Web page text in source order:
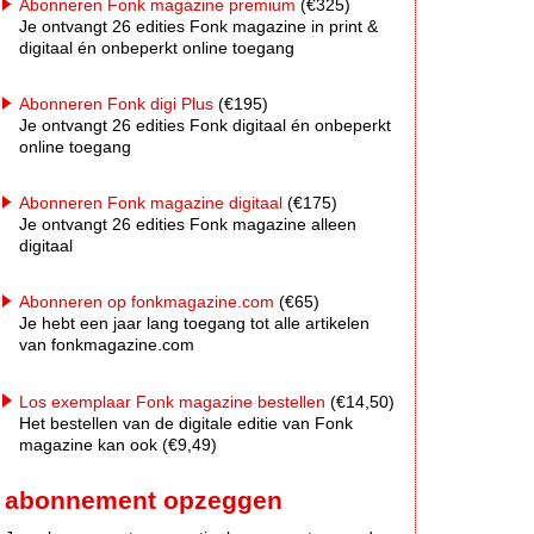
Abonneren Fonk magazine premium (€325)
Je ontvangt 26 edities Fonk magazine in print &
digitaal én onbeperkt online toegang
Abonneren Fonk digi Plus (€195)
Je ontvangt 26 edities Fonk digitaal én onbeperkt
online toegang
Abonneren Fonk magazine digitaal (€175)
Je ontvangt 26 edities Fonk magazine alleen
digitaal
Abonneren op fonkmagazine.com (€65)
Je hebt een jaar lang toegang tot alle artikelen
van fonkmagazine.com
Los exemplaar Fonk magazine bestellen (€14,50)
Het bestellen van de digitale editie van Fonk
magazine kan ook (€9,49)
abonnement opzeggen